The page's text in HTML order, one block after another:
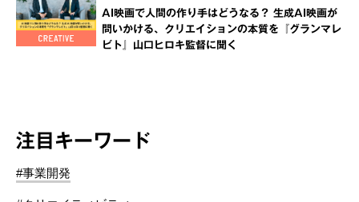
AI映画で人間の作り手はどうなる？ 生成AI映画が
問いかける、クリエイションの本質を『グランマレ
ビト』山口ヒロキ監督に聞く
注目キーワード
#事業開発